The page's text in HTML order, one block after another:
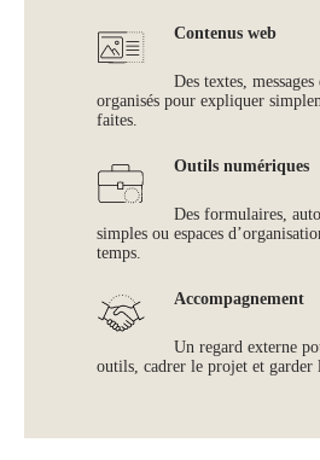
Contenus web
Des textes,
organisés pour expliquer
faites.
Outils numériques
Des formulaires,
simples ou espaces
temps.
Accompagnement
Un regard externe
outils, cadrer le projet et garder